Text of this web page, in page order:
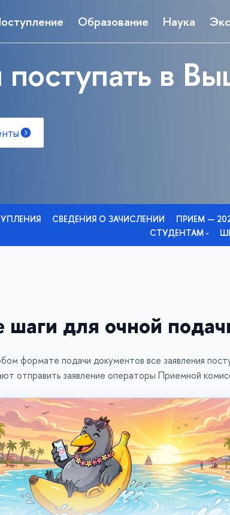
Образование Наука
в
СВЕДЕНИЯ О ЗАЧИСЛЕНИИ ПРИЕМ —
СТУДЕНТАМ
для очной
формате подачи документов все заявления
отправить заявление операторы Приемной